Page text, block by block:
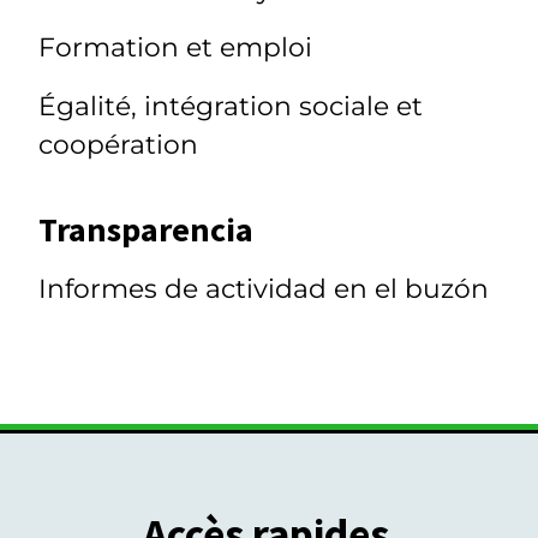
Formation et emploi
Égalité, intégration sociale et
coopération
Transparencia
Informes de actividad en el buzón